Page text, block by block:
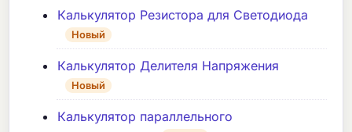
Калькулятор Резистора для Светодиода
Новый
Калькулятор Делителя Напряжения
Новый
Калькулятор параллельного